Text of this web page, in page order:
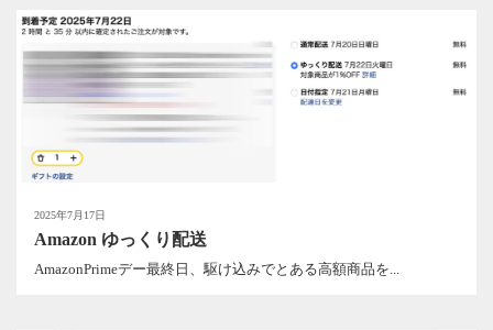
2025年7月17日
Amazon ゆっくり配送
AmazonPrimeデー最終日、駆け込みでとある高額商品を...